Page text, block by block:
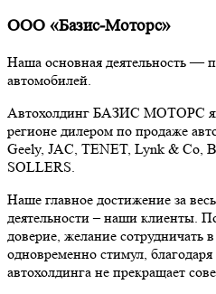
ООО «Базис-Моторс»
Наша основная деятельность —
автомобилей.
Автохолдинг БАЗИС МОТОРС
регионе дилером по продаже
Geely, JAC, TENET, Lynk & Co,
SOLLERS.
Наше главное достижение за
деятельности – наши клиенты.
доверие, желание сотрудничать
одновременно стимул,
автохолдинга не прекращает